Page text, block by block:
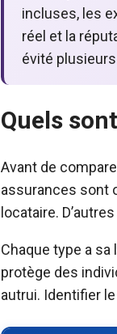
incluses, les
réel et la
évité
Quels
Avant de
assurances sont
locataire.
Chaque type a
protège des
autrui. Identifier